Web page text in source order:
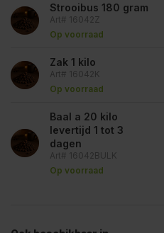
Strooibus 180 gram
Art# 16042Z
Op voorraad
Zak 1 kilo
Art# 16042K
Op voorraad
Baal a 20 kilo
levertijd 1 tot 3
dagen
Art# 16042BULK
Op voorraad